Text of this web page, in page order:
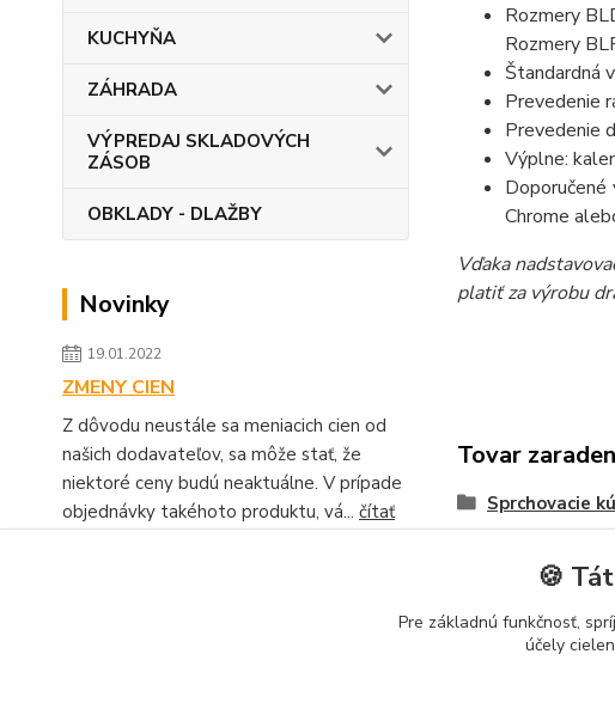
KUCHYŇA
ZÁHRADA
VÝPREDAJ SKLADOVÝCH
ZÁSOB
OBKLADY - DLAŽBY
Novinky
19.01.2022
ZMENY CIEN
Z dôvodu neustále sa meniacich cien od
našich dodavateľov, sa môže stať, že
niektoré ceny budú neaktuálne. V prípade
objednávky takéhoto produktu, vá... čítať
Rozmery
Rozmery
Štandardná
Prevedenie
Prevedenie
Výplne:
Chrome
Vďaka
platiť za výrobu
Tovar
Sprchovacie
🍪
Pre základnú funkčnosť,
účely